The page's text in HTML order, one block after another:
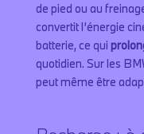
de pied ou au
convertit l’énergie
batterie, ce qui
quotidien. Sur les
peut même être